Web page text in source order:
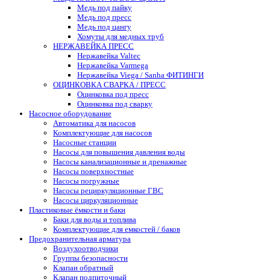
Медь под пайку
Медь под пресс
Медь под цангу
Хомуты для медных труб
НЕРЖАВЕЙКА ПРЕСС
Нержавейка Valtec
Нержавейка Varmega
Нержавейка Viega / Sanha ФИТИНГИ
ОЦИНКОВКА СВАРКА / ПРЕСС
Оцинковка под пресс
Оцинковка под сварку
Насосное оборудование
Автоматика для насосов
Комплектующие для насосов
Насосные станции
Насосы для повышения давления воды
Насосы канализационные и дренажные
Насосы поверхностные
Насосы погружные
Насосы рециркуляционные ГВС
Насосы циркуляционные
Пластиковые ёмкости и баки
Баки для воды и топлива
Комплектующие для емкостей / баков
Предохранительная арматура
Воздухоотводчики
Группы безопасности
Клапан обратный
Клапан подпиточный